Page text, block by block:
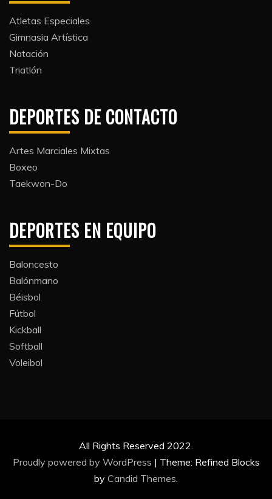
Atletas Especiales
Gimnasia Artística
Natación​
Triatlón​
DEPORTES DE CONTACTO
Artes Marciales Mixtas
Boxeo
Taekwon-Do
DEPORTES EN EQUIPO
Baloncesto
Balónmano
Béisbol
Fútbol
Kickball​
Softball​
Voleibol​
All Rights Reserved 2022.
Proudly powered by WordPress | Theme: Refined Blocks
by Candid Themes